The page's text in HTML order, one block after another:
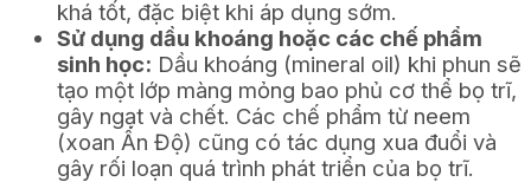
khá tốt, đặc biệt khi áp dụng sớm.
Sử dụng dầu khoáng hoặc các chế phẩm
sinh học: Dầu khoáng (mineral oil) khi phun sẽ
tạo một lớp màng mỏng bao phủ cơ thể bọ trĩ,
gây ngạt và chết. Các chế phẩm từ neem
(xoan Ấn Độ) cũng có tác dụng xua đuổi và
gây rối loạn quá trình phát triển của bọ trĩ.